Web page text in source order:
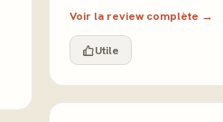
Voir la review complète →
Utile